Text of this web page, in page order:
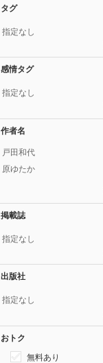
タグ
指定なし
感情タグ
指定なし
作者名
戸田和代
原ゆたか
掲載誌
指定なし
出版社
指定なし
おトク
無料あり